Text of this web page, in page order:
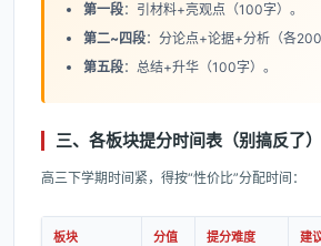
第一段：引材料+亮观点（100字）。
第二~四段：分论点+论据+分析（各200
第五段：总结+升华（100字）。
三、各板块提分时间表（别搞反了）
高三下学期时间紧，得按“性价比”分配时间：
板块 分值 提分难度 建